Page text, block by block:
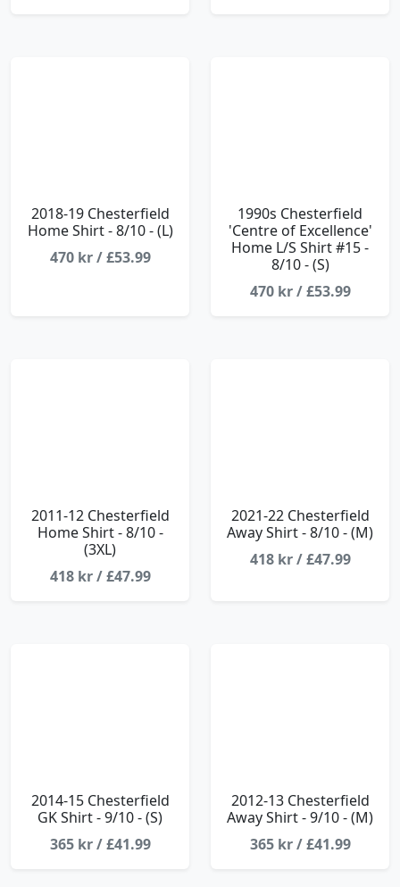
2018-19 Chesterfield
Home Shirt - 8/10 - (L)
470 kr / £53.99
1990s Chesterfield
'Centre of Excellence'
Home L/S Shirt #15 -
8/10 - (S)
470 kr / £53.99
2011-12 Chesterfield
Home Shirt - 8/10 -
(3XL)
418 kr / £47.99
2021-22 Chesterfield
Away Shirt - 8/10 - (M)
418 kr / £47.99
2014-15 Chesterfield
GK Shirt - 9/10 - (S)
365 kr / £41.99
2012-13 Chesterfield
Away Shirt - 9/10 - (M)
365 kr / £41.99